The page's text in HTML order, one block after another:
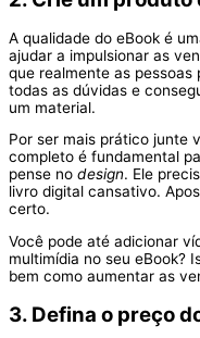
A qualidade do eBook é
ajudar a impulsionar as
que realmente as
todas as dúvidas e
um material.
Por ser mais prático junte
completo é fundamental
pense no design. Ele
livro digital cansativo.
certo.
Você pode até adicionar
multimídia no seu eBook?
bem como aumentar as
3. Defina o preço